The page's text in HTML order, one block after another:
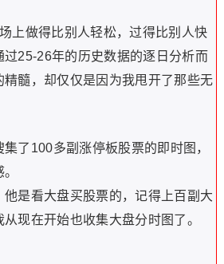
上做得比别人轻松，过得比别人快
过25-26年的历史数据的逐日分析而
精髓，却仅仅是因为我甩开了那些无
了100多副涨停板股票的即时图，
是看大盘买股票的，记得上百副大
现在开始也收集大盘分时图了。